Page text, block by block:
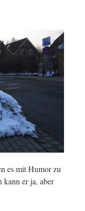
es mit Humor zu
kann er ja, aber